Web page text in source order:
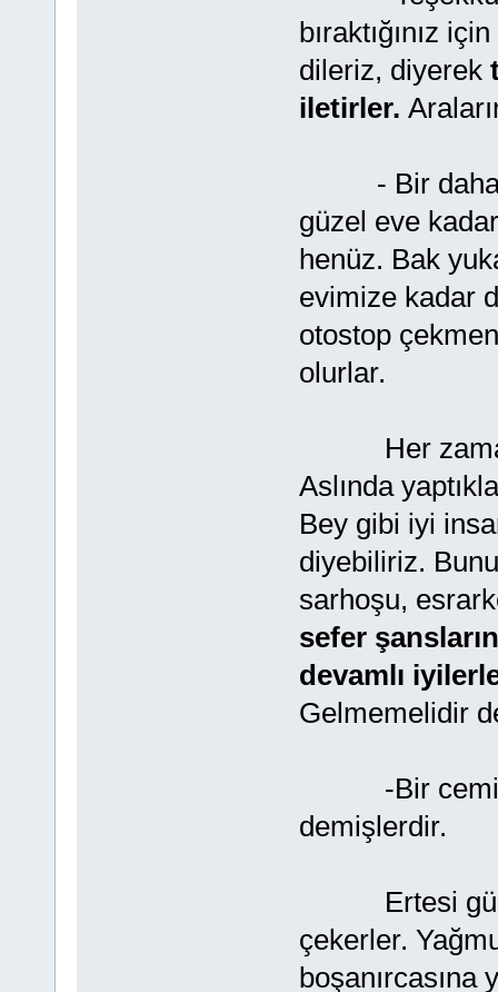
bıraktığınız
dileriz, diyerek
iletirler.
- Bir daha
güzel eve
henüz. Bak
evimize kadar
otostop
olurlar.
Her zaman
Aslında
Bey gibi iyi
diyebiliriz.
sarhoşu,
sefer
devamlı
Gelmemelidir
-Bir
demişlerdir.
Ertesi gün
çekerler.
boşanırcasına